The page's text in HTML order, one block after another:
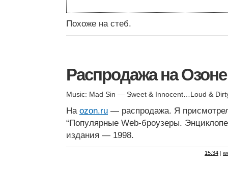
Похоже на стеб.
Распродажа на Озоне
Music: Mad Sin — Sweet & Innocent…Loud &
На ozon.ru — распродажа. Я
“Популярные Web-броузеры.
издания — 1998.
15:34 |